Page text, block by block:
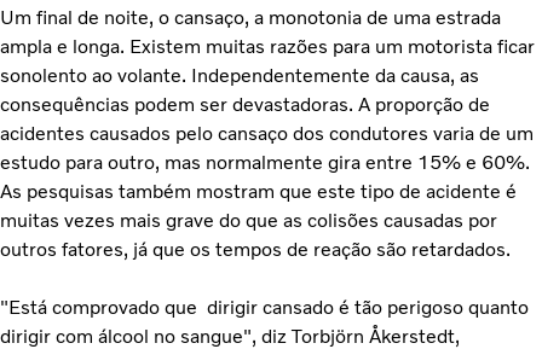
Um final de noite, o cansaço, a monotonia de uma estrada
ampla e longa. Existem muitas razões para um motorista ficar
sonolento ao volante. Independentemente da causa, as
consequências podem ser devastadoras. A proporção de
acidentes causados pelo cansaço dos condutores varia de um
estudo para outro, mas normalmente gira entre 15% e 60%.
As pesquisas também mostram que este tipo de acidente é
muitas vezes mais grave do que as colisões causadas por
outros fatores, já que os tempos de reação são retardados.
"Está comprovado que dirigir cansado é tão perigoso quanto
dirigir com álcool no sangue", diz Torbjörn Åkerstedt,